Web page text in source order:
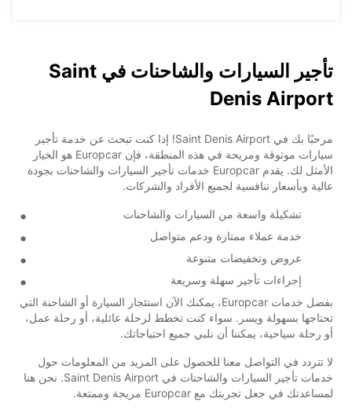
تأجير السيارات والشاحنات في Saint
Denis Airport
مرحبًا بك في Saint Denis Airport! إذا كنت تبحث عن خدمة تأجير
سيارات موثوقة ومريحة في هذه المنطقة، فإن Europcar هو الخيار
الأمثل لك. يقدم Europcar خدمات تأجير السيارات والشاحنات بجودة
عالية وبأسعار تنافسية لجميع الأفراد والشركات.
تشكيلة واسعة من السيارات والشاحنات
خدمة عملاء ممتازة ودعم متواصل
عروض وتخفيضات متنوعة
إجراءات تأجير سهلة وسريعة
بفضل خدمات Europcar، يمكنك الآن استئجار السيارة أو الشاحنة التي
تحتاجها بسهولة ويسر. سواء كنت تخطط لرحلة عائلية، أو رحلة عمل،
أو رحلة سياحية، يمكننا أن نلبي جميع احتياجاتك.
لا تتردد في التواصل معنا للحصول على المزيد من المعلومات حول
خدمات تأجير السيارات والشاحنات في Saint Denis Airport. نحن هنا
لمساعدتك في جعل تجربتك مع Europcar مريحة وممتعة.